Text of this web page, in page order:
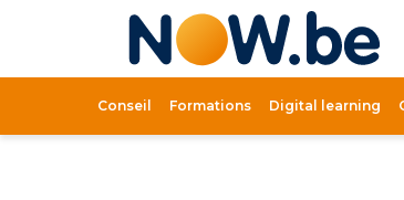
Conseil Formations Digital learning